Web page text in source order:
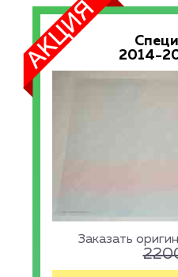
2014-
Заказать